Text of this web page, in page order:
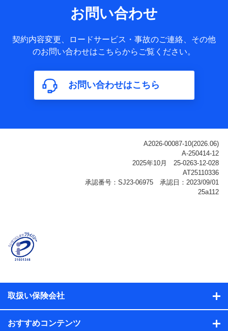
サービス提供等を通じて取得した、以下の情報などの個人デ
基本情報
氏名、電話番号、メールアドレス、お客さまの識別子、
属性、連絡先、dポイントサービスのご利用に関する情
構成、住所、dポイント残高、dポイント利用履歴などが
含まれます。
利用情報
ご契約状態・ご利用履歴インターネット利用時の行動に
関する情報、アプリケーション利用時の行動に関する情
報、購入されたサービスや商品の名称・購入場所・決済
に関する情報、アンケートの回答に関する情報などが含
名、住所、生年月日、性別、保険契約者と被保険者の関
係、保険加入の目的、保険商品の内容、保険料、保険料
のお支払方法、車のメーカーや走行距離などの情報、建
ル内容や送信履歴の情報及び保険の更改案内等を提供し
保険契約情報
お問い合わせ
契約内容変更、ロードサービス・事故のご連絡、その他
のお問い合わせはこちらからご覧ください。
お問い合わせはこちら
取扱い保険会社
おすすめコンテンツ